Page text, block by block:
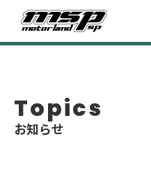
Topics
お知らせ